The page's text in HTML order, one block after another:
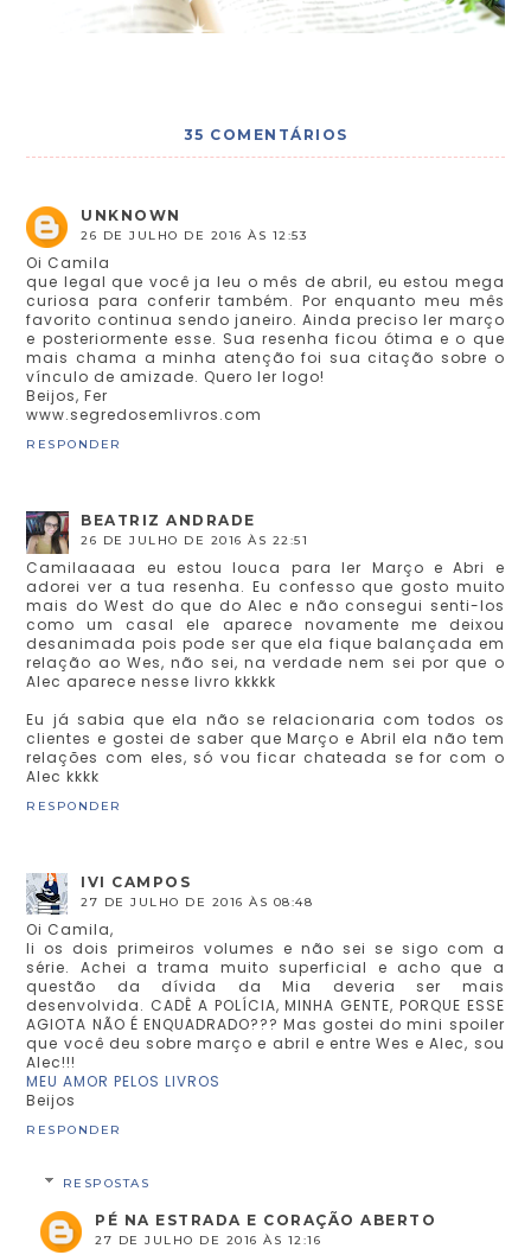
35 COMENTÁRIOS
UNKNOWN
26 DE JULHO DE 2016 ÀS 12:53
Oi Camila
que legal que você ja leu o mês de abril, eu estou mega
curiosa para conferir também. Por enquanto meu mês
favorito continua sendo janeiro. Ainda preciso ler março
e posteriormente esse. Sua resenha ficou ótima e o que
mais chama a minha atenção foi sua citação sobre o
vínculo de amizade. Quero ler logo!
Beijos, Fer
www.segredosemlivros.com
RESPONDER
BEATRIZ ANDRADE
26 DE JULHO DE 2016 ÀS 22:51
Camilaaaaa eu estou louca para ler Março e Abri e
adorei ver a tua resenha. Eu confesso que gosto muito
mais do West do que do Alec e não consegui senti-los
como um casal ele aparece novamente me deixou
desanimada pois pode ser que ela fique balançada em
relação ao Wes, não sei, na verdade nem sei por que o
Alec aparece nesse livro kkkkk
Eu já sabia que ela não se relacionaria com todos os
clientes e gostei de saber que Março e Abril ela não tem
relações com eles, só vou ficar chateada se for com o
Alec kkkk
RESPONDER
IVI CAMPOS
27 DE JULHO DE 2016 ÀS 08:48
Oi Camila,
li os dois primeiros volumes e não sei se sigo com a
série. Achei a trama muito superficial e acho que a
questão da dívida da Mia deveria ser mais
desenvolvida. CADÊ A POLÍCIA, MINHA GENTE, PORQUE ESSE
AGIOTA NÃO É ENQUADRADO??? Mas gostei do mini spoiler
que você deu sobre março e abril e entre Wes e Alec, sou
Alec!!!
MEU AMOR PELOS LIVROS
Beijos
RESPONDER
RESPOSTAS
PÉ NA ESTRADA E CORAÇÃO ABERTO
27 DE JULHO DE 2016 ÀS 12:16